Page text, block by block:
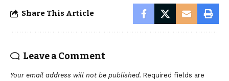
Share This Article
Leave a Comment
Your email address will not be published. Required fields are